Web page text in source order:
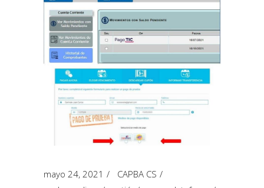
mayo 24, 2021
CAPBA CS